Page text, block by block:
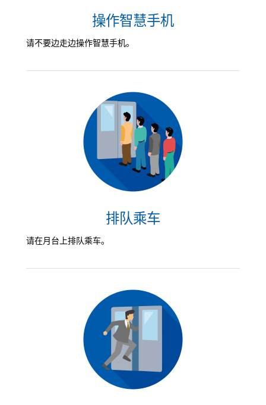
操作智慧手机
请不要边走边操作智慧手机。
排队乘车
请在月台上排队乘车。